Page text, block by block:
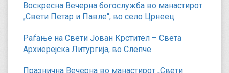
Воскресна Вечерна богослужба во манастирот
„Свети Петар и Павле“, во село Црнеец
Раѓање на Свети Јован Крстител – Света
Архиерејска Литургија, во Слепче
Празнична Вечерна во манастирот „Свети